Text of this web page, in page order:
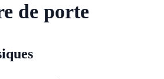
de porte